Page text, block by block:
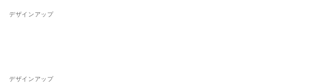
デザインアップ
デザインアップ